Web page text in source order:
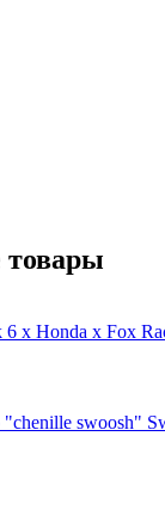
6 x Honda x Fox
swoosh"